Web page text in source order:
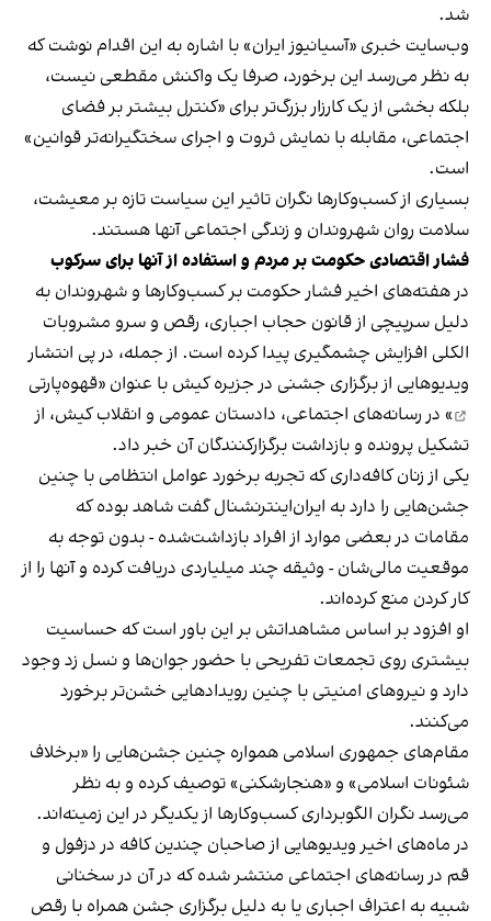
شد.
وب‌سایت خبری «آسیانیوز ایران» با اشاره به این اقدام نوشت که
به نظر می‌رسد این برخورد، صرفا یک واکنش مقطعی نیست،
بلکه بخشی از یک کارزار بزرگ‌تر برای «کنترل بیشتر بر فضای
اجتماعی، مقابله با نمایش ثروت و اجرای سختگیرانه‌تر قوانین»
است.
بسیاری از کسب‌وکارها نگران تاثیر این سیاست‌ تازه بر معیشت،
سلامت روان شهروندان و زندگی اجتماعی آنها هستند.
فشار اقتصادی حکومت بر مردم و استفاده از آنها برای سرکوب
در هفته‌های اخیر فشار حکومت بر کسب‌وکارها و شهروندان به
دلیل سرپیچی از قانون حجاب اجباری، رقص و سرو مشروبات
الکلی افزایش چشمگیری پیدا کرده است. از جمله، در پی انتشار
ویدیوهایی از برگزاری جشنی در جزیره کیش با عنوان «قهوه‌پارتی
» در رسانه‌های اجتماعی، دادستان عمومی و انقلاب کیش، از
تشکیل پرونده و بازداشت برگزارکنندگان آن خبر داد.
یکی از زنان کافه‌داری که تجربه برخورد عوامل انتظامی با چنین
جشن‌هایی را دارد به ایران‌اینترنشنال گفت شاهد بوده که
مقامات در بعضی موارد از افراد بازداشت‌‌شده - بدون توجه به
موقعیت مالی‌شان - وثیقه چند میلیاردی دریافت کرده و آنها را از
کار کردن منع کرده‌اند.
او افزود بر اساس مشاهداتش بر این باور است که حساسیت
بیشتری روی تجمعات تفریحی با حضور جوان‌ها و نسل زد وجود
دارد و نیروهای امنیتی با چنین رویدادهایی خشن‌تر برخورد
می‌کنند.
مقام‌های جمهوری اسلامی همواره چنین جشن‌هایی را «برخلاف
شئونات اسلامی» و «هنجارشکنی» توصیف کرده و به نظر
می‌رسد نگران الگوبرداری کسب‌وکارها از یکدیگر در این زمینه‌اند.
در ماه‌های اخیر ویدیوهایی از صاحبان چندین کافه در دزفول و
قم در رسانه‌های اجتماعی منتشر شده که در آن در سخنانی
شبیه به اعتراف اجباری یا به دلیل برگزاری جشن همراه با رقص